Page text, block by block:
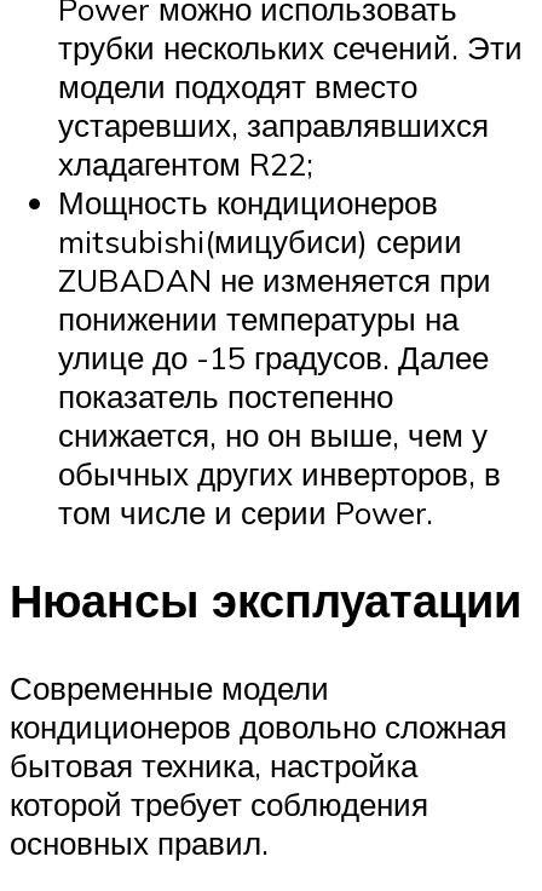
Power можно использовать
трубки нескольких сечений. Эти
модели подходят вместо
устаревших, заправлявшихся
хладагентом R22;
Мощность кондиционеров
mitsubishi(мицубиси) серии
ZUBADAN не изменяется при
понижении температуры на
улице до -15 градусов. Далее
показатель постепенно
снижается, но он выше, чем у
обычных других инверторов, в
том числе и серии Power.
Нюансы эксплуатации
Современные модели
кондиционеров довольно сложная
бытовая техника, настройка
которой требует соблюдения
основных правил.